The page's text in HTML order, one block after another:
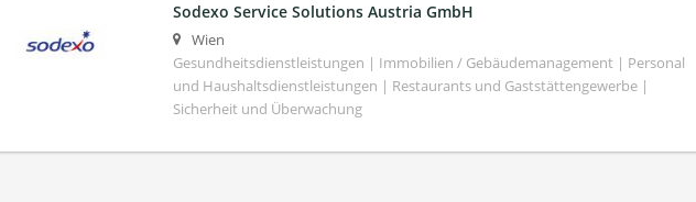
Sodexo Service Solutions Austria GmbH
Wien
Gesundheitsdienstleistungen | Immobilien / Gebäudemanagement | Personal
und Haushaltsdienstleistungen | Restaurants und Gaststättengewerbe |
Sicherheit und Überwachung